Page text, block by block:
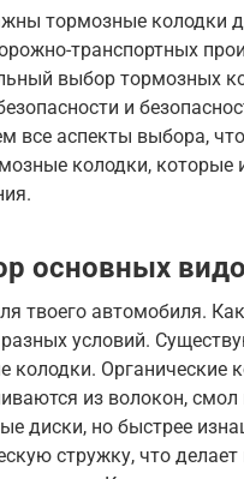
тормозные колодки
транспортных
выбор тормозных
и
все аспекты выбора,
колодки, которые
основных
твоего автомобиля.
условий.
колодки. Органические
из волокон, смол
диски, но быстрее
стружку, что делает